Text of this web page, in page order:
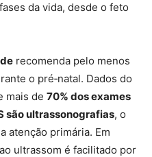
da vida, desde o feto
recomenda pelo menos
o pré‑natal. Dados do
mais de 70% dos exames
são ultrassonografias, o
atenção primária. Em
ultrassom é facilitado por